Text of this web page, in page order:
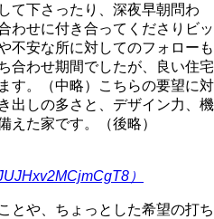
て下さったり、深夜早朝問わ
わせに付き合ってくださりビッ
不安な所に対してのフォローも
合わせ期間でしたが、良い住宅
す。（中略）こちらの要望に対
出しの多さと、デザイン力、機
えた家です。（後略）
）
とや、ちょっとした希望の打ち